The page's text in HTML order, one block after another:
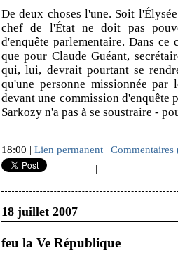
De deux choses l'une. Soit
chef de l'État ne doit pas
d'enquête parlementaire. Dans
que pour Claude Guéant,
qui, lui, devrait pourtant se
qu'une personne missionnée
devant une commission d'enquête
Sarkozy n'a pas à se soustraire -
18:00 | Lien permanent | Commentaires
|
18 juillet 2007
feu la Ve République